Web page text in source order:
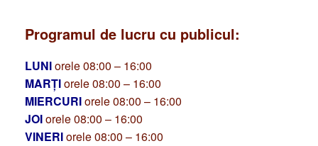
Programul de lucru cu publicul:
LUNIorele 08:00 – 16:00
MARȚIorele 08:00 – 16:00
MIERCURIorele 08:00 – 16:00
JOIorele 08:00 – 16:00
VINERIorele 08:00 – 16:00